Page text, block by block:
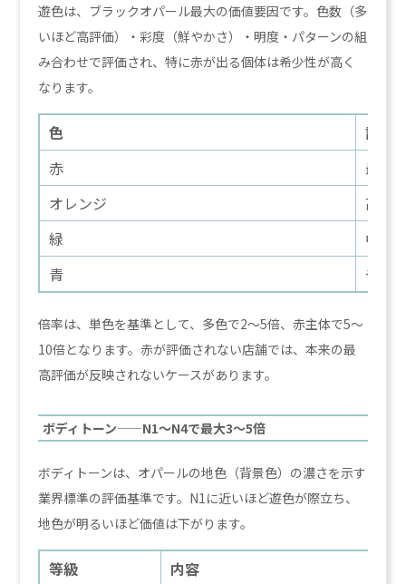
遊色は、ブラックオパール最大の価値要因です。色数（多
いほど高評価）・彩度（鮮やかさ）・明度・パターンの組
み合わせで評価され、特に赤が出る個体は希少性が高く
なります。
色
評価
赤
最高
オレンジ
高
緑
中
青
やや
倍率は、単色を基準として、多色で2〜5倍、赤主体で5〜
10倍となります。赤が評価されない店舗では、本来の最
高評価が反映されないケースがあります。
ボディトーン——N1〜N4で最大3〜5倍
ボディトーンは、オパールの地色（背景色）の濃さを示す
業界標準の評価基準です。N1に近いほど遊色が際立ち、
地色が明るいほど価値は下がります。
等級
内容